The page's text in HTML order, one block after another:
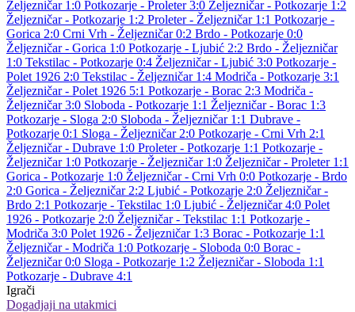
Željezničar 1:0 Potkozarje - Proleter 3:0 Željezničar - Potkozarje 1:2
Željezničar - Potkozarje 1:2 Proleter - Željezničar 1:1 Potkozarje -
Gorica 2:0 Crni Vrh - Željezničar 0:2 Brdo - Potkozarje 0:0
Željezničar - Gorica 1:0 Potkozarje - Ljubić 2:2 Brdo - Željezničar
1:0 Tekstilac - Potkozarje 0:4 Željezničar - Ljubić 3:0 Potkozarje -
Polet 1926 2:0 Tekstilac - Željezničar 1:4 Modriča - Potkozarje 3:1
Željezničar - Polet 1926 5:1 Potkozarje - Borac 2:3 Modriča -
Željezničar 3:0 Sloboda - Potkozarje 1:1 Željezničar - Borac 1:3
Potkozarje - Sloga 2:0 Sloboda - Željezničar 1:1 Dubrave -
Potkozarje 0:1 Sloga - Željezničar 2:0 Potkozarje - Crni Vrh 2:1
Željezničar - Dubrave 1:0 Proleter - Potkozarje 1:1 Potkozarje -
Željezničar 1:0 Potkozarje - Željezničar 1:0 Željezničar - Proleter 1:1
Gorica - Potkozarje 1:0 Željezničar - Crni Vrh 0:0 Potkozarje - Brdo
2:0 Gorica - Željezničar 2:2 Ljubić - Potkozarje 2:0 Željezničar -
Brdo 2:1 Potkozarje - Tekstilac 1:0 Ljubić - Željezničar 4:0 Polet
1926 - Potkozarje 2:0 Željezničar - Tekstilac 1:1 Potkozarje -
Modriča 3:0 Polet 1926 - Željezničar 1:3 Borac - Potkozarje 1:1
Željezničar - Modriča 1:0 Potkozarje - Sloboda 0:0 Borac -
Željezničar 0:0 Sloga - Potkozarje 1:2 Željezničar - Sloboda 1:1
Potkozarje - Dubrave 4:1
Igrači
Dogadjaji na utakmici